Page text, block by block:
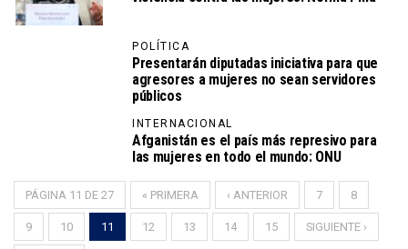
POLÍTICA
Presentarán diputadas iniciativa para que
agresores a mujeres no sean servidores
públicos
INTERNACIONAL
Afganistán es el país más represivo para
las mujeres en todo el mundo: ONU
PÁGINA 11 DE 27 « PRIMERA ‹ ANTERIOR 7 8
9 10 11 12 13 14 15 SIGUIENTE ›